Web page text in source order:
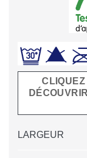
LARGEUR